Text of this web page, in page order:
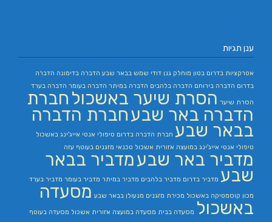
ענן תגיות
אטרקציות בדרום בטון מוחלק גנן דודי שמש בבאר שבע הדברה בדימונה הדברה
בדרום הדברה בירוחם הדברה בלהבים הדברה במיתר הדברה בעומר הדברה בערד
הסרת שיער הסרת שיער באשכול חברת
הדברה באר שבעחברת הדברה
בבאר שבע חברת הדברה בדרום טיפולי אנטי אייג'ינג באשכול
טיפולי אנטי אייג'ינג במועצה אזורית אשכול טכנאי מזגנים בעוטף עזה
מדביר באר שבעמדביר בבאר
שבע מדביר בדרום מדביר בלהבים מדביר במיתר מדביר בעומר מדביר בערד
מכון קוסמטיקה באשכול מכירת מזגנים מנעולן בבאר שבע מסעדה
באשכול מסעדה בבית מסעדה במועצה אזורית אשכול מסעדה בעוטף